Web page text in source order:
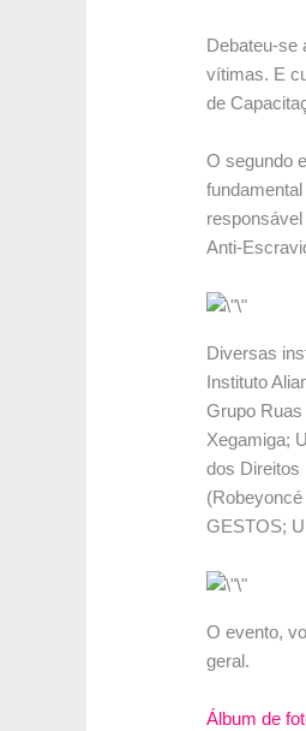
Debateu-se
vítimas. E
de
O segundo
Anti-
Diversas
Instituto
Grupo
Xegamiga;
dos Direitos
GESTOS;
O evento,
geral.
Álbum de